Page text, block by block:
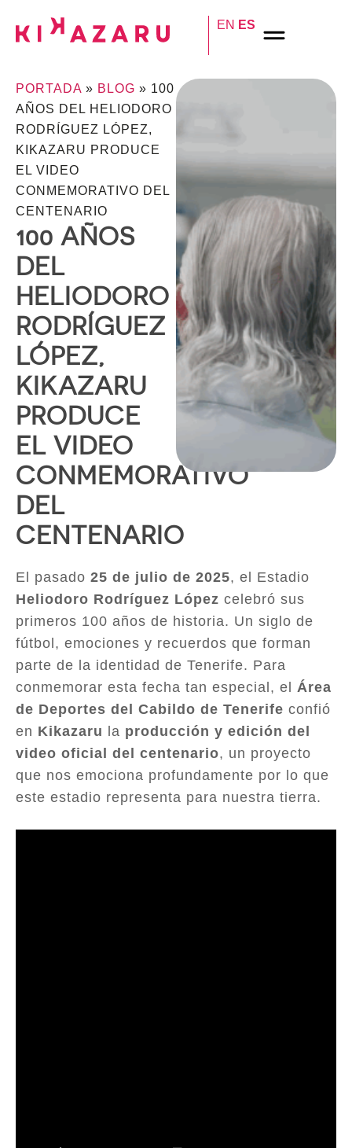
EN ES
PORTADA » BLOG » 100
AÑOS DEL HELIODORO
RODRÍGUEZ LÓPEZ,
KIKAZARU PRODUCE
EL VIDEO
CONMEMORATIVO DEL
CENTENARIO
100 AÑOS
DEL
HELIODORO
RODRÍGUEZ
LÓPEZ,
KIKAZARU
PRODUCE
EL VIDEO
CONMEMORATIVO
DEL
CENTENARIO
El pasado 25 de julio de 2025, el Estadio
Heliodoro Rodríguez López celebró sus
primeros 100 años de historia. Un siglo de
fútbol, emociones y recuerdos que forman
parte de la identidad de Tenerife. Para
conmemorar esta fecha tan especial, el Área
de Deportes del Cabildo de Tenerife confió
en Kikazaru la producción y edición del
video oficial del centenario, un proyecto
que nos emociona profundamente por lo que
este estadio representa para nuestra tierra.